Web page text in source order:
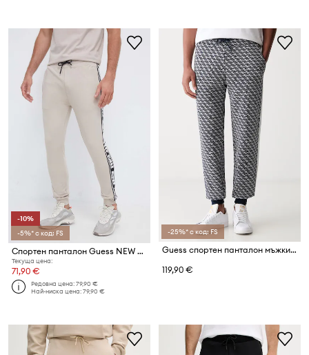
-10%
-5%* с код: FS
Спортен панталон Guess NEW ARLO
Текуща цена:
71,90 €
Редовна цена:79,90 €
Най-ниска цена:79,90 €
-25%* с код: FS
Guess спортен панталон мъжки PRIMO
119,90 €